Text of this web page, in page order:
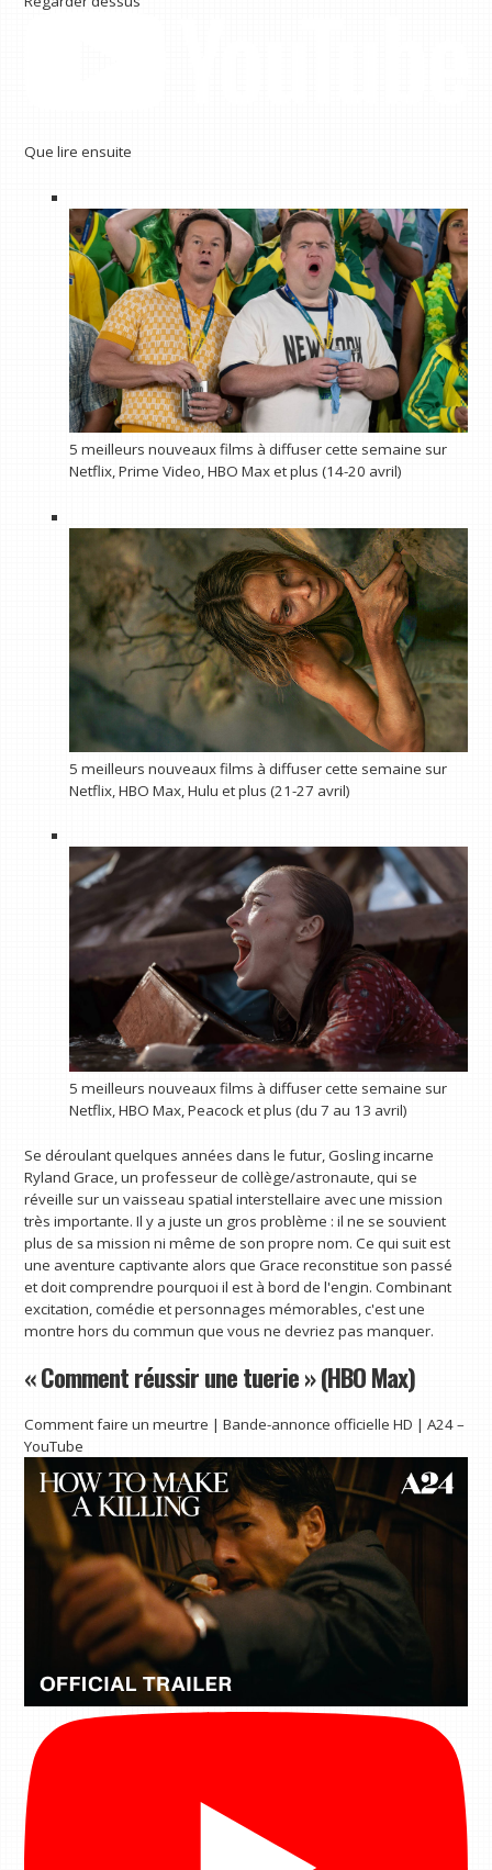
Que lire ensuite
5 meilleurs nouveaux films à diffuser cette semaine sur
Netflix, Prime Video, HBO Max et plus (14-20 avril)
5 meilleurs nouveaux films à diffuser cette semaine sur
Netflix, HBO Max, Hulu et plus (21-27 avril)
5 meilleurs nouveaux films à diffuser cette semaine sur
Netflix, HBO Max, Peacock et plus (du 7 au 13 avril)
Se déroulant quelques années dans le futur, Gosling incarne
Ryland Grace, un professeur de collège/astronaute, qui se
réveille sur un vaisseau spatial interstellaire avec une mission
très importante. Il y a juste un gros problème : il ne se souvient
plus de sa mission ni même de son propre nom. Ce qui suit est
une aventure captivante alors que Grace reconstitue son passé
et doit comprendre pourquoi il est à bord de l'engin. Combinant
excitation, comédie et personnages mémorables, c'est une
montre hors du commun que vous ne devriez pas manquer.
« Comment réussir une tuerie » (HBO Max)
Comment faire un meurtre | Bande-annonce officielle HD | A24 –
YouTube